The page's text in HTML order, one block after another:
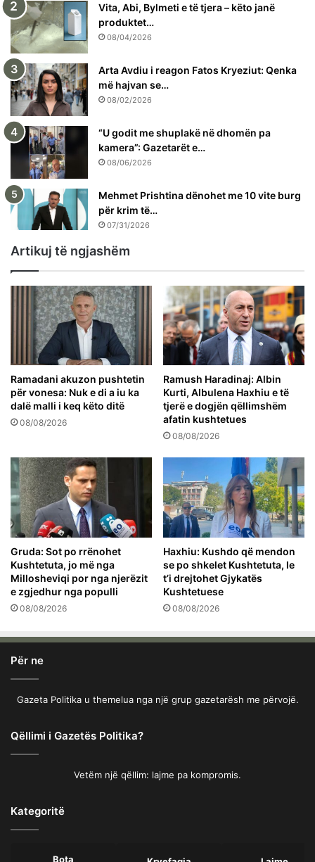
Vita, Abi, Bylmeti e të tjera – këto janë
produktet…
08/04/2026
Arta Avdiu i reagon Fatos Kryeziut: Qenka
më hajvan se…
08/02/2026
“U godit me shuplakë në dhomën pa
kamera”: Gazetarët e…
08/06/2026
Mehmet Prishtina dënohet me 10 vite burg
për krim të…
07/31/2026
Artikuj të ngjashëm
Ramadani akuzon pushtetin
për vonesa: Nuk e di a iu ka
dalë malli i keq këto ditë
08/08/2026
Ramush Haradinaj: Albin
Kurti, Albulena Haxhiu e të
tjerë e dogjën qëllimshëm
afatin kushtetues
08/08/2026
Gruda: Sot po rrënohet
Kushtetuta, jo më nga
Millosheviqi por nga njerëzit
e zgjedhur nga populli
08/08/2026
Haxhiu: Kushdo që mendon
se po shkelet Kushtetuta, le
t’i drejtohet Gjykatës
Kushtetuese
08/08/2026
Për ne
Gazeta Politika u themelua nga një grup gazetarësh me përvojë.
Qëllimi i Gazetës Politika?
Vetëm një qëllim: lajme pa kompromis.
Kategoritë
Bota